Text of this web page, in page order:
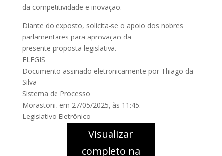
da competitividade e inovação.
Diante do exposto, solicita-se o apoio dos nobres
parlamentares para aprovação da
presente proposta legislativa.
ELEGIS
Documento assinado eletronicamente por Thiago da
Silva
Sistema de Processo
Morastoni, em 27/05/2025, às 11:45.
Legislativo Eletrônico
Visualizar
completo na